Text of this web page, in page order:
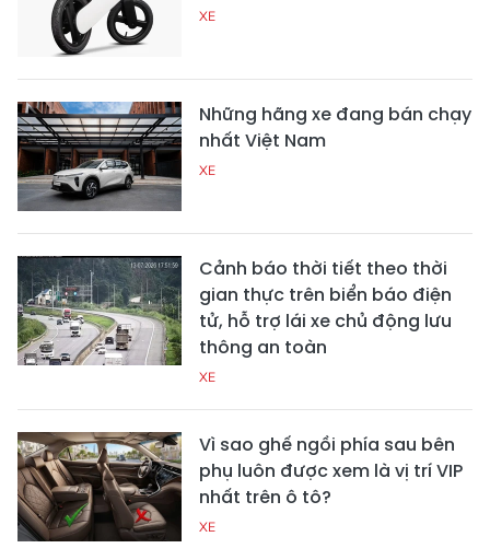
XE
Những hãng xe đang bán chạy
nhất Việt Nam
XE
Cảnh báo thời tiết theo thời
gian thực trên biển báo điện
tử, hỗ trợ lái xe chủ động lưu
thông an toàn
XE
Vì sao ghế ngồi phía sau bên
phụ luôn được xem là vị trí VIP
nhất trên ô tô?
XE